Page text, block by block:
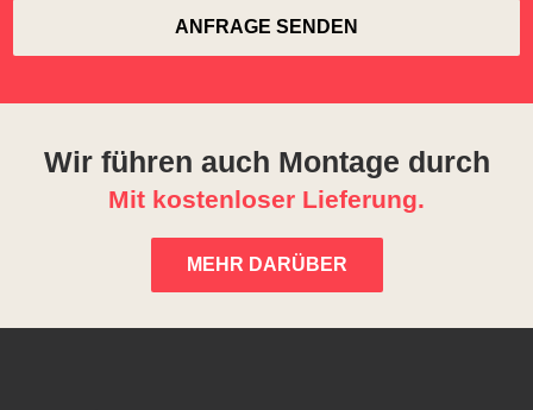
Wir führen auch Montage durch
Mit kostenloser Lieferung.
MEHR DARÜBER